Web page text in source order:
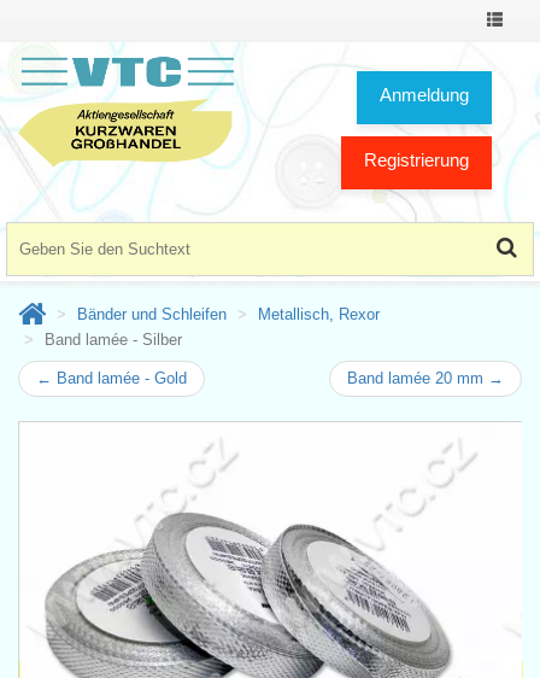
Toggle
Anmeldung
Registrierung
Bänder und Schleifen
Metallisch, Rexor
Band lamée - Silber
← Band lamée - Gold Band lamée 20 mm →